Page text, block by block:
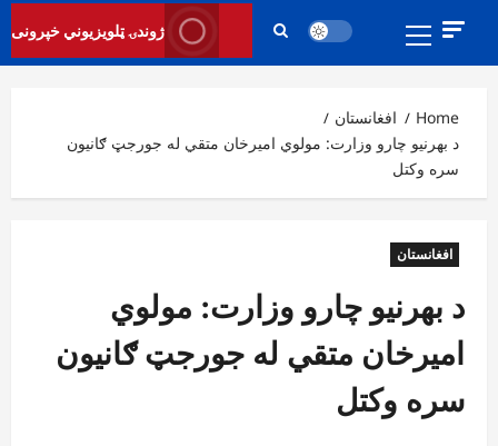
Primary
ژوندۍ ټلویزیوني خپرونی
Home
افغانستان
د بهرنیو چارو وزارت: مولوي امیرخان متقي له جورجټ ګانیون
سره وکتل
افغانستان
د بهرنیو چارو وزارت: مولوي
امیرخان متقي له جورجټ ګانیون
سره وکتل